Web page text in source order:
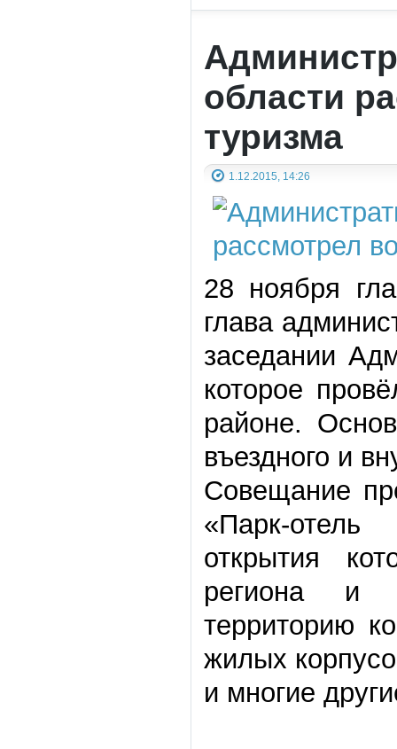
области
туризма
1.12.2015, 14:26
28 ноября
глава
заседании
которое
районе.
въездного и
Совещание
«Парк-
открытия
региона и
территорию
жилых
и многие